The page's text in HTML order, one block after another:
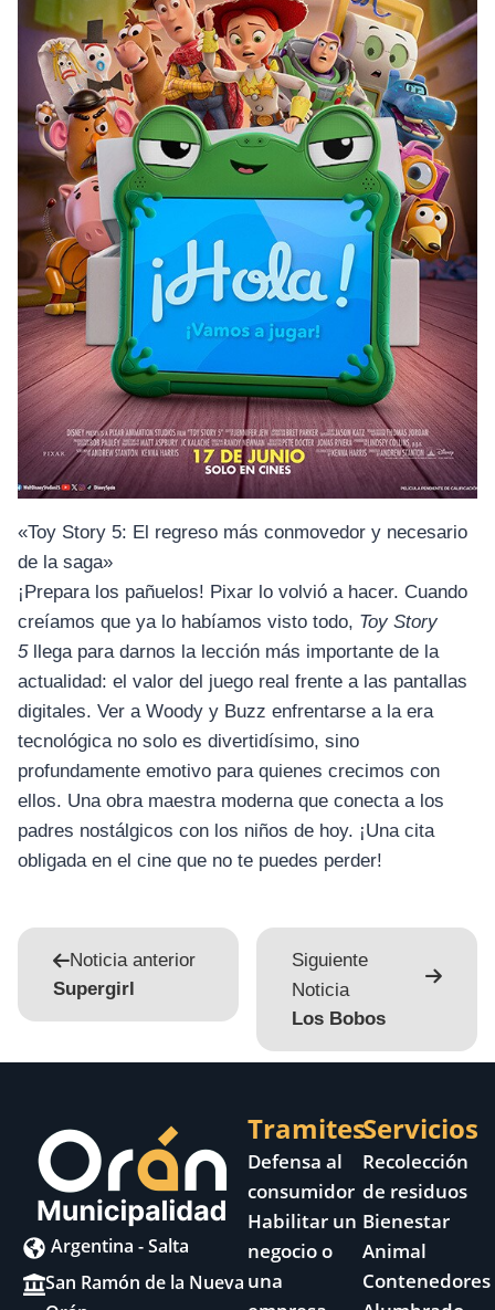
«Toy Story 5: El regreso más conmovedor y necesario
de la saga»
¡Prepara los pañuelos! Pixar lo volvió a hacer. Cuando
creíamos que ya lo habíamos visto todo, Toy Story
5llega para darnos la lección más importante de la
actualidad: el valor del juego real frente a las pantallas
digitales. Ver a Woody y Buzz enfrentarse a la era
tecnológica no solo es divertidísimo, sino
profundamente emotivo para quienes crecimos con
ellos. Una obra maestra moderna que conecta a los
padres nostálgicos con los niños de hoy. ¡Una cita
obligada en el cine que no te puedes perder!
Noticia anterior
Supergirl
Siguiente
Noticia
Los Bobos
Argentina - Salta
San Ramón de la Nueva
Tramites
Defensa al
consumidor
Habilitar un
negocio o
una
Servicios
Recolección
de residuos
Bienestar
Animal
Contenedores